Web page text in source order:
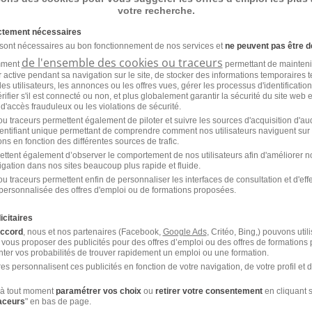
par métier à Saint-
Emploi Infirmier oncologie Saint-Cloud
Emploi IBODE Saint-Cloud
Emploi Pneumologue Saint-Cloud
Emploi Gynécologue-obstétricien Saint-Cloud
pour le métier
dans d'autres villes
votre recherche.
nécessaires
nécessaires au bon fonctionnement de nos services etne peuvent pas être
de l'ensemble des cookies ou traceurs permettant de
active pendant sa navigation sur le site, de stocker des informations temporaires
utilisateurs, les annonces ou les offres vues, gérer les processus
s'il est connecté ou non, et plus globalement garantir la sécurité du site web
d'accès frauduleux ou les violations de sécurité.
traceurs permettent également de piloter et suivre les sources d'acquisition
unique permettant de comprendre comment nos utilisateurs naviguent sur
en fonction des différentes sources de trafic.
également d’observer le comportement de nos utilisateurs afin d'améliorer
dans nos sites beaucoup plus rapide et fluide.
traceurs permettent enfin de personnaliser les interfaces de consultation et
des offres d'emploi ou de formations proposées.
, nous et nos partenaires (Facebook, Google Ads, Critéo, Bing,) pouvons
proposer des publicités pour des offres d’emploi ou des offres de formations
vos probabilités de trouver rapidement un emploi ou une formation.
personnalisent ces publicités en fonction de votre navigation, de votre profil et
tout momentparamétrer vos choixou retirer votre consentementen cliquant
" en bas de page.